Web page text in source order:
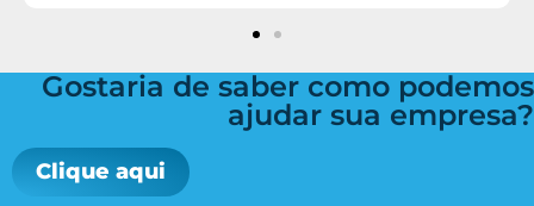
Gostaria de saber como podemos
ajudar sua empresa?
Clique aqui